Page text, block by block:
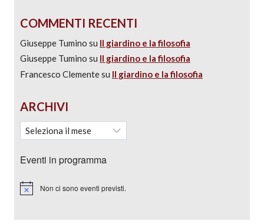
COMMENTI RECENTI
Giuseppe Tumino su Il giardino e la filosofia
Giuseppe Tumino su Il giardino e la filosofia
Francesco Clementesu Il giardino e la filosofia
ARCHIVI
Eventi in programma
Notice Non ci sono eventi previsti.